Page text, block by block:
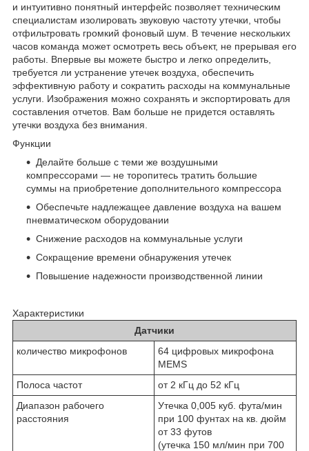
и интуитивно понятный интерфейс позволяет техническим
специалистам изолировать звуковую частоту утечки, чтобы
отфильтровать громкий фоновый шум. В течение нескольких
часов команда может осмотреть весь объект, не прерывая его
работы. Впервые вы можете быстро и легко определить,
требуется ли устранение утечек воздуха, обеспечить
эффективную работу и сократить расходы на коммунальные
услуги. Изображения можно сохранять и экспортировать для
составления отчетов. Вам больше не придется оставлять
утечки воздуха без внимания.
Функции
Делайте больше с теми же воздушными
компрессорами — не торопитесь тратить большие
суммы на приобретение дополнительного компрессора
Обеспечьте надлежащее давление воздуха на вашем
пневматическом оборудовании
Снижение расходов на коммунальные услуги
Сокращение времени обнаружения утечек
Повышение надежности производственной линии
Характеристики
Датчики
количество микрофонов
64 цифровых микрофона
MEMS
Полоса частот
от 2 кГц до 52 кГц
Диапазон рабочего
расстояния
Утечка 0,005 куб. фута/мин
при 100 фунтах на кв. дюйм
от 33 футов
(утечка 150 мл/мин при 700